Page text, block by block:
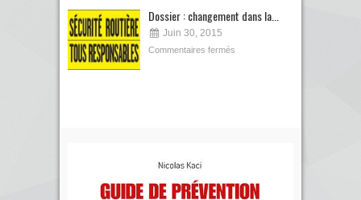
Dossier : changement dans la...
Juin 30, 2015
Commentaires fermés